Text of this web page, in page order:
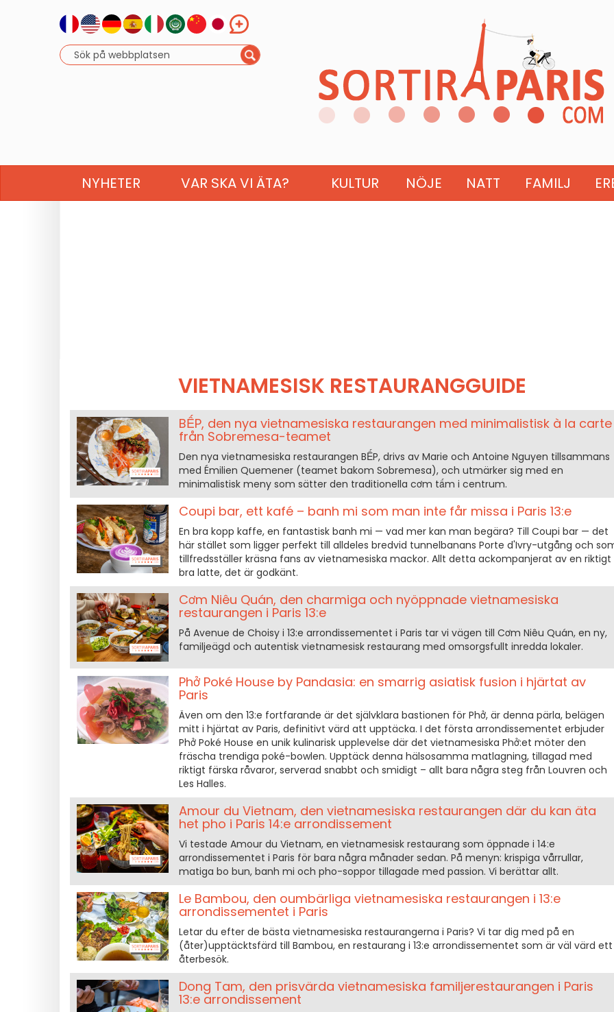
NYHETER VAR SKA VI ÄTA? KULTUR NÖJE NATT FAMILJ
VIETNAMESISK RESTAURANGGUIDE
BẾP, den nya vietnamesiska restaurangen med minimalistisk à la carte
från Sobremesa-teamet
Den nya vietnamesiska restaurangen BẾP, drivs av Marie och Antoine Nguyen tillsammans
med Émilien Quemener (teamet bakom Sobremesa), och utmärker sig med en
minimalistisk meny som sätter den traditionella cơm tấm i centrum.
Coupi bar, ett kafé – banh mi som man inte får missa i Paris 13:e
En bra kopp kaffe, en fantastisk banh mi — vad mer kan man begära? Till Coupi bar — det
här stället som ligger perfekt till alldeles bredvid tunnelbanans Porte d'Ivry-utgång och
tillfredsställer kräsna fans av vietnamesiska mackor. Allt detta ackompanjerat av en riktigt
bra latte, det är godkänt.
Cơm Niêu Quán, den charmiga och nyöppnade vietnamesiska
restaurangen i Paris 13:e
På Avenue de Choisy i 13:e arrondissementet i Paris tar vi vägen till Cơm Niêu Quán, en ny,
familjeägd och autentisk vietnamesisk restaurang med omsorgsfullt inredda lokaler.
Phở Poké House by Pandasia: en smarrig asiatisk fusion i hjärtat av
Paris
Även om den 13:e fortfarande är det självklara bastionen för Phở, är denna pärla, belägen
mitt i hjärtat av Paris, definitivt värd att upptäcka. I det första arrondissementet erbjuder
Phở Poké House en unik kulinarisk upplevelse där det vietnamesiska Phở:et möter den
fräscha trendiga poké-bowlen. Upptäck denna hälsosamma matlagning, tillagad med
riktigt färska råvaror, serverad snabbt och smidigt – allt bara några steg från Louvren och
Les Halles.
Amour du Vietnam, den vietnamesiska restaurangen där du kan äta
het pho i Paris 14:e arrondissement
Vi testade Amour du Vietnam, en vietnamesisk restaurang som öppnade i 14:e
arrondissementet i Paris för bara några månader sedan. På menyn: krispiga vårrullar,
matiga bo bun, banh mi och pho-soppor tillagade med passion. Vi berättar allt.
Le Bambou, den oumbärliga vietnamesiska restaurangen i 13:e
arrondissementet i Paris
Letar du efter de bästa vietnamesiska restaurangerna i Paris? Vi tar dig med på en
(åter)upptäcktsfärd till Bambou, en restaurang i 13:e arrondissementet som är väl värd ett
återbesök.
Dong Tam, den prisvärda vietnamesiska familjerestaurangen i Paris
13:e arrondissement